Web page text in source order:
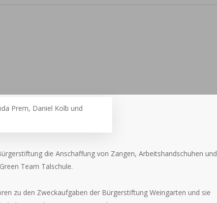
Prem, Daniel Kolb und
die Anschaffung von Zangen, Arbeitshandschuhen und
Team Talschule.
zu den Zweckaufgaben der Bürgerstiftung Weingarten und sie